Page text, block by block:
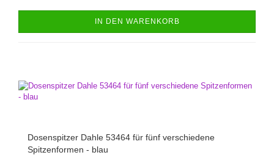
IN DEN WARENKORB
Dosenspitzer Dahle 53464 für fünf verschiedene
Spitzenformen - blau